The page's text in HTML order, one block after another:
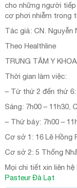
cho những người
cơ phơi nhiễm trong
Tác giả: CN. Nguyễn
Theo Healthline
TRUNG TÂM Y
Thời gian làm việc:
– Từ thứ 2 đến thứ 6:
Sáng: 7h00 – 11h30,
– Thứ bảy: 7h00 –
Cơ sở 1: 16 Lê Hồng
Cơ sở 2: 5 Thống
Mọi chi tiết xin liên
Pasteur Đà Lạt